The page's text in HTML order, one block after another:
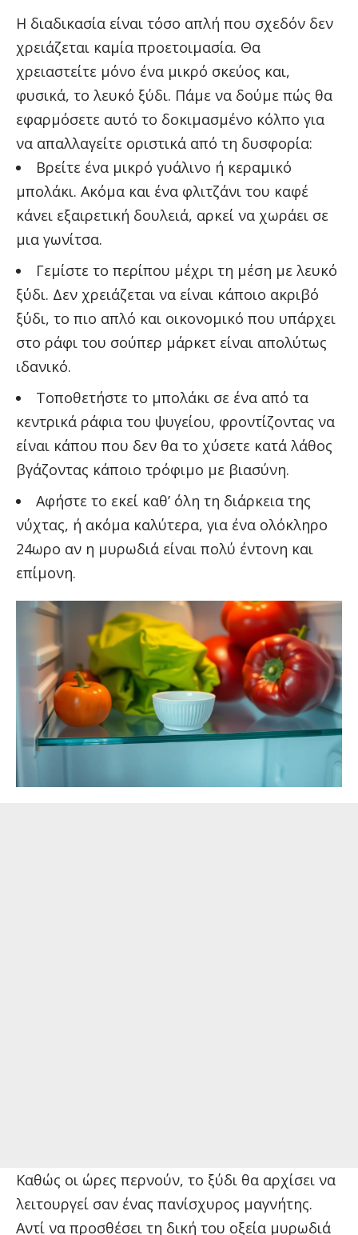
Η διαδικασία είναι τόσο απλή που σχεδόν δεν
χρειάζεται καμία προετοιμασία. Θα
χρειαστείτε μόνο ένα μικρό σκεύος και,
φυσικά, το λευκό ξύδι. Πάμε να δούμε πώς θα
εφαρμόσετε αυτό το δοκιμασμένο κόλπο για
να απαλλαγείτε οριστικά από τη δυσφορία:
Βρείτε ένα μικρό γυάλινο ή κεραμικό
μπολάκι. Ακόμα και ένα φλιτζάνι του καφέ
κάνει εξαιρετική δουλειά, αρκεί να χωράει σε
μια γωνίτσα.
Γεμίστε το περίπου μέχρι τη μέση με λευκό
ξύδι. Δεν χρειάζεται να είναι κάποιο ακριβό
ξύδι, το πιο απλό και οικονομικό που υπάρχει
στο ράφι του σούπερ μάρκετ είναι απολύτως
ιδανικό.
Τοποθετήστε το μπολάκι σε ένα από τα
κεντρικά ράφια του ψυγείου, φροντίζοντας να
είναι κάπου που δεν θα το χύσετε κατά λάθος
βγάζοντας κάποιο τρόφιμο με βιασύνη.
Αφήστε το εκεί καθ’ όλη τη διάρκεια της
νύχτας, ή ακόμα καλύτερα, για ένα ολόκληρο
24ωρο αν η μυρωδιά είναι πολύ έντονη και
επίμονη.
Καθώς οι ώρες περνούν, το ξύδι θα αρχίσει να
λειτουργεί σαν ένας πανίσχυρος μαγνήτης.
Αντί να προσθέσει τη δική του οξεία μυρωδιά